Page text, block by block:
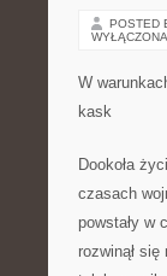
POSTED
WYŁĄCZONA
W
kask
Dookoła
czasach
powstały w
rozwinął